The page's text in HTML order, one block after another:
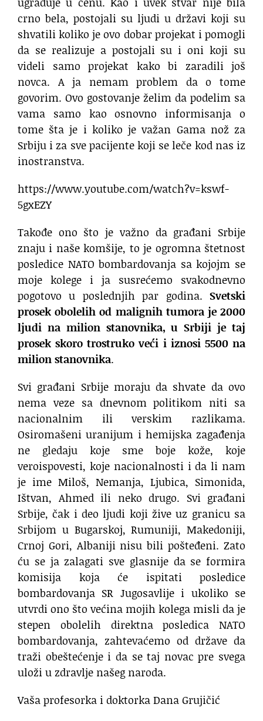
crno bela, postojali su ljudi u državi koji su
shvatili koliko je ovo dobar projekat i pomogli
da se realizuje a postojali su i oni koji su
videli samo projekat kako bi zaradili još
novca. A ja nemam problem da o tome
govorim. Ovo gostovanje želim da podelim sa
vama samo kao osnovno informisanja o
tome šta je i koliko je važan Gama nož za
Srbiju i za sve pacijente koji se leče kod nas iz
inostranstva.
https://www.youtube.com/watch?v=kswf-
5gxEZY
Takođe ono što je važno da građani Srbije
znaju i naše komšije, to je ogromna štetnost
posledice NATO bombardovanja sa kojojm se
moje kolege i ja susrećemo svakodnevno
pogotovo u poslednjih par godina. Svetski
prosek obolelih od malignih tumora je 2000
ljudi na milion stanovnika, u Srbiji je taj
prosek skoro trostruko veći i iznosi 5500 na
milion stanovnika.
Svi građani Srbije moraju da shvate da ovo
nema veze sa dnevnom politikom niti sa
nacionalnim ili verskim razlikama.
Osiromašeni uranijum i hemijska zagađenja
ne gledaju koje sme boje kože, koje
veroispovesti, koje nacionalnosti i da li nam
je ime Miloš, Nemanja, Ljubica, Simonida,
Ištvan, Ahmed ili neko drugo. Svi građani
Srbije, čak i deo ljudi koji žive uz granicu sa
Srbijom u Bugarskoj, Rumuniji, Makedoniji,
Crnoj Gori, Albaniji nisu bili pošteđeni. Zato
ću se ja zalagati sve glasnije da se formira
komisija koja će ispitati posledice
bombardovanja SR Jugosavlije i ukoliko se
utvrdi ono što većina mojih kolega misli da je
stepen obolelih direktna posledica NATO
bombardovanja, zahtevaćemo od države da
traži obeštećenje i da se taj novac pre svega
uloži u zdravlje našeg naroda.
Vaša profesorka i doktorka Dana Grujičić